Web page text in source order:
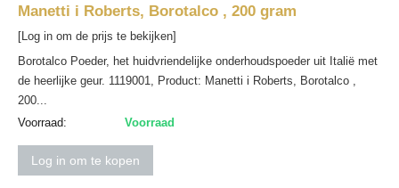
Manetti i Roberts, Borotalco , 200 gram
[Log in om de prijs te bekijken]
Borotalco Poeder, het huidvriendelijke onderhoudspoeder uit Italië met
de heerlijke geur. 1119001, Product: Manetti i Roberts, Borotalco ,
200...
Voorraad:
Voorraad
Log in om te kopen